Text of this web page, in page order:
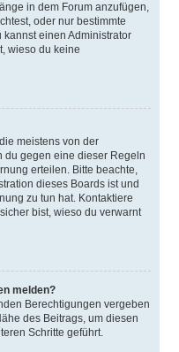
in dem Forum anzufügen,
oder nur bestimmte
einen Administrator
wieso du keine
meistens von der
du gegen eine dieser Regeln
erteilen. Bitte beachte,
dieses Boards ist und
zu tun hat. Kontaktiere
bist, wieso du verwarnt
melden?
Berechtigungen vergeben
des Beitrags, um diesen
Schritte geführt.